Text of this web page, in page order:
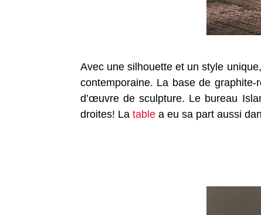
Avec une silhouette et un style
contemporaine. La base de
d’œuvre de sculpture. Le bureau
droites! La table a eu sa part aussi